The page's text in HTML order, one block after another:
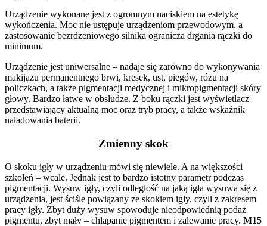
Urządzenie wykonane jest z ogromnym naciskiem na estetykę
wykończenia. Moc nie ustępuje urządzeniom przewodowym, a
zastosowanie bezrdzeniowego silnika ogranicza drgania rączki do
minimum.
Urządzenie jest uniwersalne – nadaje się zarówno do wykonywania
makijażu permanentnego brwi, kresek, ust, piegów, różu na
policzkach, a także pigmentacji medycznej i mikropigmentacji skóry
głowy. Bardzo łatwe w obsłudze. Z boku rączki jest wyświetlacz
przedstawiający aktualną moc oraz tryb pracy, a także wskaźnik
naładowania baterii.
Zmienny skok
O skoku igły w urządzeniu mówi się niewiele. A na większości
szkoleń – wcale. Jednak jest to bardzo istotny parametr podczas
pigmentacji. Wysuw igły, czyli odległość na jaką igła wysuwa się z
urządzenia, jest ściśle powiązany ze skokiem igły, czyli z zakresem
pracy igły. Zbyt duży wysuw spowoduje nieodpowiednią podaż
pigmentu, zbyt mały – chlapanie pigmentem i zalewanie pracy. M15